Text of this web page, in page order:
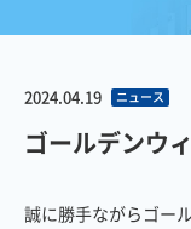
2024.04.19 ニュース
ゴールデンウ
誠に勝手ながらゴー